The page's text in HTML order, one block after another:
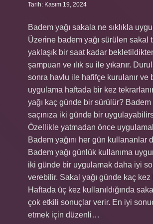
Tarih: Kasım 19, 2024
Badem yağı sakala ne sıklıkla
Üzerine badem yağı sürülen sakal
yaklaşık bir saat kadar
şampuan ve ılık su ile yıkanır.
sonra havlu ile hafifçe kurulanır ve
uygulama haftada bir kez
yağı kaç günde bir sürülür? Badem
saçınıza iki günde bir
Özellikle yatmadan önce
Badem yağını her gün kullananlar
Badem yağı günlük kullanıma
iki günde bir uygulamak daha iyi
verebilir. Sakal yağı günde kaç kez
Haftada üç kez kullanıldığında
çok etkili sonuçlar verir. En iyi
etmek için düzenli…